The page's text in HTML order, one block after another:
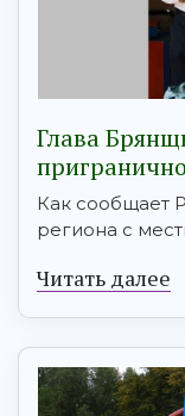
Глава
Как сообщает
региона с
Читать далее